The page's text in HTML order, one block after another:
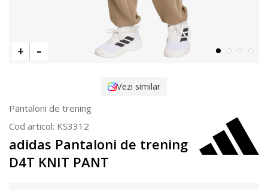
Vezi similar
Pantaloni de trening
Cod articol: KS3312
adidas Pantaloni de trening
D4T KNIT PANT